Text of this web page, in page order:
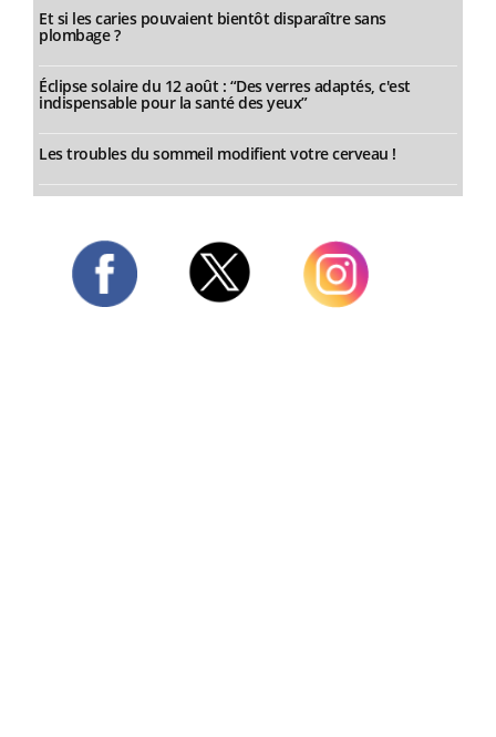
Et si les caries pouvaient bientôt disparaître sans
plombage ?
Éclipse solaire du 12 août : “Des verres adaptés, c'est
indispensable pour la santé des yeux”
Les troubles du sommeil modifient votre cerveau !